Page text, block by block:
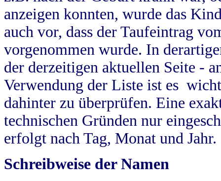
anzeigen konnten, wurde das
auch vor, dass der Taufeintrag
vorgenommen wurde. In
der derzeitigen aktuellen Seite -
Verwendung der Liste ist es
dahinter zu überprüfen. Eine
technischen Gründen nur
erfolgt nach Tag, Monat und Jahr.
Schreibweise der Namen